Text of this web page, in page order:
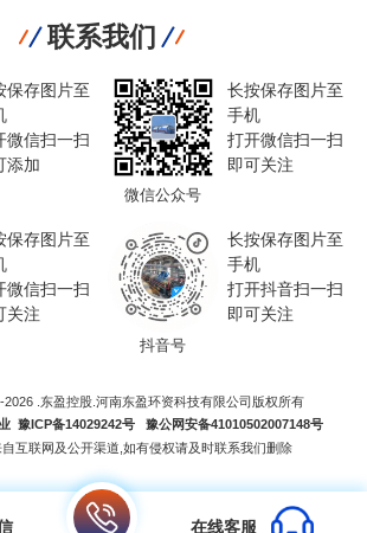
联系我们
保存图片至
微信扫一扫
添加
微信公众号
长按保存图片至
手机
打开微信扫一扫
即可关注
保存图片至
微信扫一扫
关注
抖音号
长按保存图片至
手机
打开抖音扫一扫
即可关注
.东盈控股.河南东盈环资科技有限公司版权所有
豫ICP备14029242号豫公网安备41010502007148号
互联网及公开渠道,如有侵权请及时联系我们删除
在线客服